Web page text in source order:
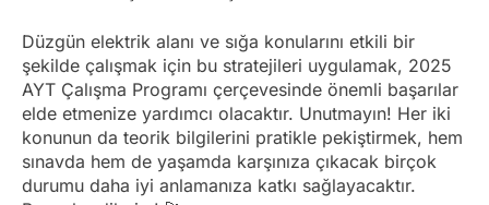
Düzgün elektrik alanı ve sığa konularını etkili bir
şekilde çalışmak için bu stratejileri uygulamak, 2025
AYT Çalışma Programı çerçevesinde önemli başarılar
elde etmenize yardımcı olacaktır. Unutmayın! Her iki
konunun da teorik bilgilerini pratikle pekiştirmek, hem
sınavda hem de yaşamda karşınıza çıkacak birçok
durumu daha iyi anlamanıza katkı sağlayacaktır.